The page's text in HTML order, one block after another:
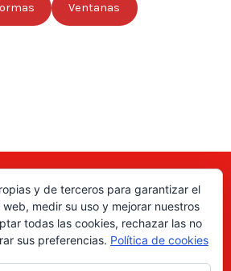
Ventanas
direcciones de empresas, autónomos,
etc; de todo el país. ¡Valore sus
ayudar a los usuarios a tomar la decisión
y de terceros para garantizar el
medir su uso y mejorar nuestros
todas las cookies, rechazar las no
sus preferencias. Política de cookies